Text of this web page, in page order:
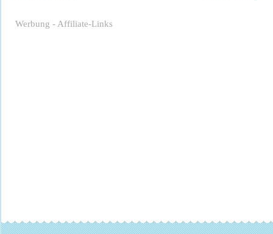
Werbung - Affiliate-Links